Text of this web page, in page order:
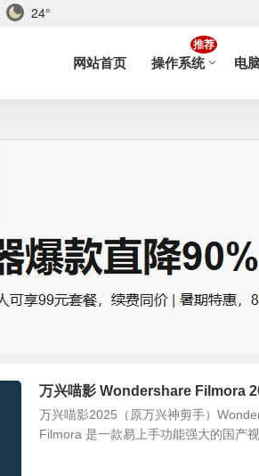
24°
网站首页 操作系统
推荐
电
万兴喵影 Wondershare Filmora
万兴喵影2025（原万兴神剪手）
Filmora 是一款易上手功能强大的国产